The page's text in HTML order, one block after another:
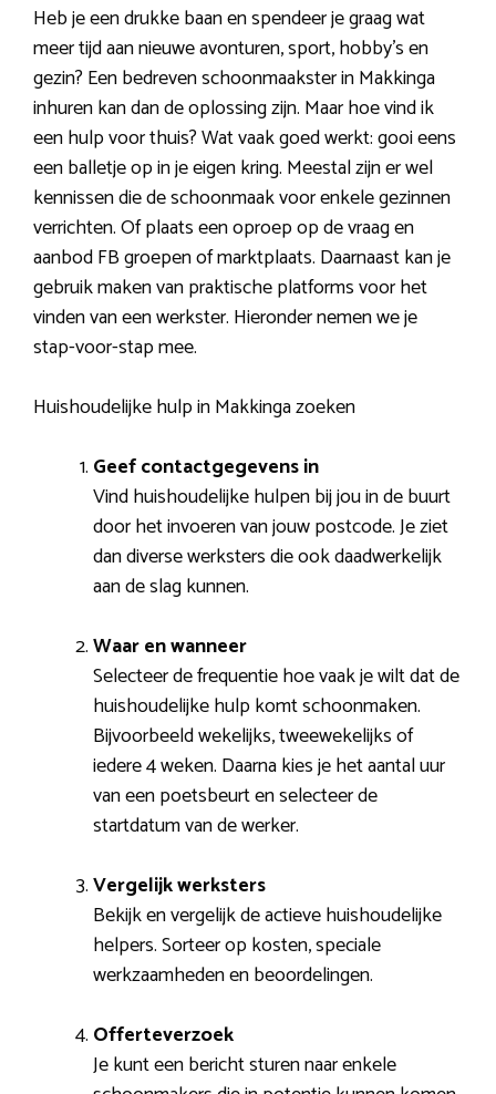
Heb je een drukke baan en spendeer je graag wat
meer tijd aan nieuwe avonturen, sport, hobby’s en
gezin? Een bedreven schoonmaakster in Makkinga
inhuren kan dan de oplossing zijn. Maar hoe vind ik
een hulp voor thuis? Wat vaak goed werkt: gooi eens
een balletje op in je eigen kring. Meestal zijn er wel
kennissen die de schoonmaak voor enkele gezinnen
verrichten. Of plaats een oproep op de vraag en
aanbod FB groepen of marktplaats. Daarnaast kan je
gebruik maken van praktische platforms voor het
vinden van een werkster. Hieronder nemen we je
stap-voor-stap mee.
Huishoudelijke hulp in Makkinga zoeken
Geef contactgegevens in
Vind huishoudelijke hulpen bij jou in de buurt
door het invoeren van jouw postcode. Je ziet
dan diverse werksters die ook daadwerkelijk
aan de slag kunnen.
Waar en wanneer
Selecteer de frequentie hoe vaak je wilt dat de
huishoudelijke hulp komt schoonmaken.
Bijvoorbeeld wekelijks, tweewekelijks of
iedere 4 weken. Daarna kies je het aantal uur
van een poetsbeurt en selecteer de
startdatum van de werker.
Vergelijk werksters
Bekijk en vergelijk de actieve huishoudelijke
helpers. Sorteer op kosten, speciale
werkzaamheden en beoordelingen.
Offerteverzoek
Je kunt een bericht sturen naar enkele